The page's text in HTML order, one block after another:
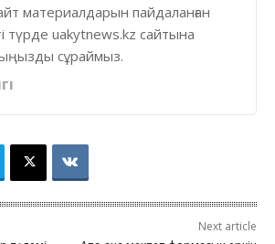
материалдарын пайдаланған
түрде uakytnews.kz сайтына
сұраймыз.
Next article